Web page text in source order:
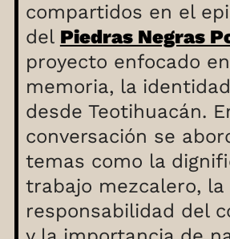
compartidos en el
del Piedras Negras
proyecto enfocado
memoria, la
desde Teotihuacán.
conversación se
temas como la
trabajo mezcalero, la
responsabilidad del